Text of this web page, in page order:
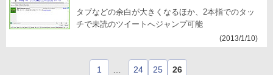
タブなどの余白が大きくなるほか、2本指でのタッ
チで未読のツイートへジャンプ可能
(2013/1/10)
1 24 25 26